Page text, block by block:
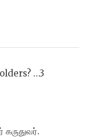
…3
கருதுவர்.